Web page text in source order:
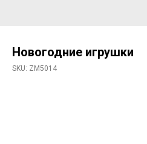
Новогодние игрушки
SKU: ZM5014